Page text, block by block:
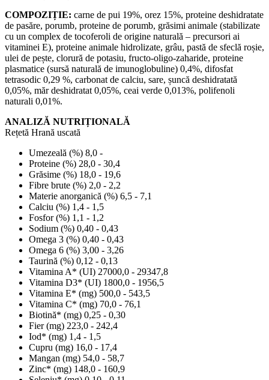
COMPOZIȚIE: carne de pui 19%, orez 15%, proteine deshidratate
de pasăre, porumb, proteine de porumb, grăsimi animale (stabilizate
cu un complex de tocoferoli de origine naturală – precursori ai
vitaminei E), proteine animale hidrolizate, grâu, pastă de sfeclă roșie,
ulei de pește, clorură de potasiu, fructo-oligo-zaharide, proteine
plasmatice (sursă naturală de imunoglobuline) 0,4%, difosfat
tetrasodic 0,29 %, carbonat de calciu, sare, șuncă deshidratată
0,05%, măr deshidratat 0,05%, ceai verde 0,013%, polifenoli
naturali 0,01%.
ANALIZĂ NUTRIȚIONALĂ
Rețetă Hrană uscată
Umezeală (%) 8,0 -
Proteine (%) 28,0 - 30,4
Grăsime (%) 18,0 - 19,6
Fibre brute (%) 2,0 - 2,2
Materie anorganică (%) 6,5 - 7,1
Calciu (%) 1,4 - 1,5
Fosfor (%) 1,1 - 1,2
Sodium (%) 0,40 - 0,43
Omega 3 (%) 0,40 - 0,43
Omega 6 (%) 3,00 - 3,26
Taurină (%) 0,12 - 0,13
Vitamina A* (UI) 27000,0 - 29347,8
Vitamina D3* (UI) 1800,0 - 1956,5
Vitamina E* (mg) 500,0 - 543,5
Vitamina C* (mg) 70,0 - 76,1
Biotină* (mg) 0,25 - 0,30
Fier (mg) 223,0 - 242,4
Iod* (mg) 1,4 - 1,5
Cupru (mg) 16,0 - 17,4
Mangan (mg) 54,0 - 58,7
Zinc* (mg) 148,0 - 160,9